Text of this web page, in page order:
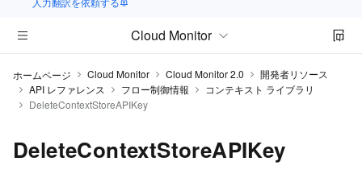
Cloud Monitor
ホームページ Cloud Monitor Cloud Monitor 2.0
開発者リソース
API レファレンス
フロー制御情報
コンテキスト ライブラリ
DeleteContextStoreAPIKey
DeleteContextStoreAPIKey